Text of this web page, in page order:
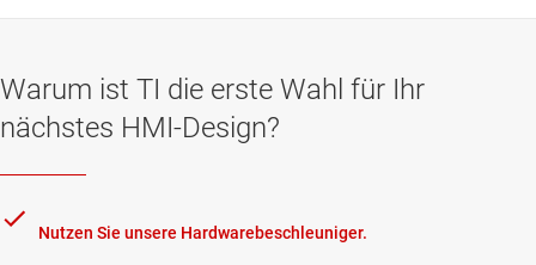
Warum ist TI die erste Wahl für Ihr
nächstes HMI-Design?
Nutzen Sie unsere Hardwarebeschleuniger.